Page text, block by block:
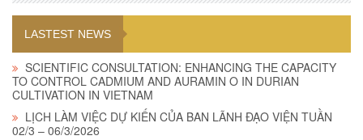
LASTEST NEWS
SCIENTIFIC CONSULTATION: ENHANCING THE CAPACITY
TO CONTROL CADMIUM AND AURAMIN O IN DURIAN
CULTIVATION IN VIETNAM
LỊCH LÀM VIỆC DỰ KIẾN CỦA BAN LÃNH ĐẠO VIỆN TUẦN
02/3 – 06/3/2026